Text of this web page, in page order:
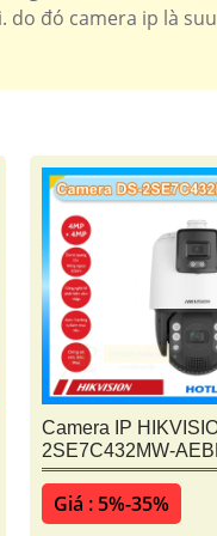
đó camera ip là
Camera IP
2SE7C432MW-
Giá : 5%-35%